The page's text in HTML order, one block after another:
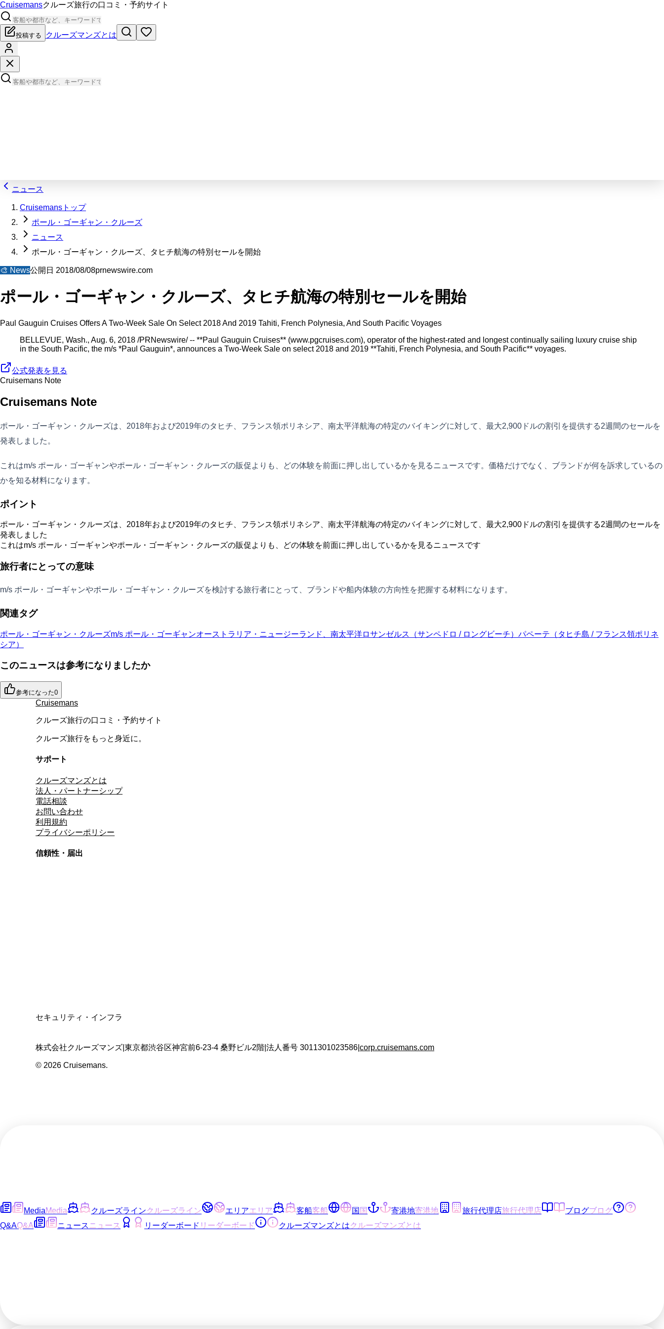
Cruisemansクルーズ旅行の口コミ・予約サイト
投稿する クルーズマンズとは
ニュース
Cruisemansトップ
ポール・ゴーギャン・クルーズ
ニュース
ポール・ゴーギャン・クルーズ、タヒチ航海の特別セールを開始
🎨 News公開日 2018/08/08prnewswire.com
ポール・ゴーギャン・クルーズ、タヒチ航海の特別セールを開始
Paul Gauguin Cruises Offers A Two-Week Sale On Select 2018 And 2019 Tahiti, French Polynesia, And South Pacific Voyages
BELLEVUE, Wash., Aug. 6, 2018 /PRNewswire/ -- **Paul Gauguin Cruises** (www.pgcruises.com), operator of the highest-rated and longest continually sailing luxury cruise ship
in the South Pacific, the m/s *Paul Gauguin*, announces a Two-Week Sale on select 2018 and 2019 **Tahiti, French Polynesia, and South Pacific** voyages.
公式発表を見る
Cruisemans Note
Cruisemans Note
ポール・ゴーギャン・クルーズは、2018年および2019年のタヒチ、フランス領ポリネシア、南太平洋航海の特定のバイキングに対して、最大2,900ドルの割引を提供する2週間のセールを
発表しました。
これはm/s ポール・ゴーギャンやポール・ゴーギャン・クルーズの販促よりも、どの体験を前面に押し出しているかを見るニュースです。価格だけでなく、ブランドが何を訴求しているの
かを知る材料になります。
ポイント
ポール・ゴーギャン・クルーズは、2018年および2019年のタヒチ、フランス領ポリネシア、南太平洋航海の特定のバイキングに対して、最大2,900ドルの割引を提供する2週間のセールを
発表しました
これはm/s ポール・ゴーギャンやポール・ゴーギャン・クルーズの販促よりも、どの体験を前面に押し出しているかを見るニュースです
旅行者にとっての意味
m/s ポール・ゴーギャンやポール・ゴーギャン・クルーズを検討する旅行者にとって、ブランドや船内体験の方向性を把握する材料になります。
関連タグ
ポール・ゴーギャン・クルーズm/s ポール・ゴーギャンオーストラリア・ニュージーランド、南太平洋ロサンゼルス（サンペドロ / ロングビーチ） パペーテ（タヒチ島 / フランス領ポリネ
シア）
このニュースは参考になりましたか
参考になった0
Cruisemans
クルーズ旅行の口コミ・予約サイト
クルーズ旅行をもっと身近に。
サポート
クルーズマンズとは
法人・パートナーシップ
電話相談
お問い合わせ
利用規約
プライバシーポリシー
信頼性・届出
セキュリティ・インフラ
株式会社クルーズマンズ 東京都渋谷区神宮前6-23-4 桑野ビル2階 法人番号 3011301023586 corp.cruisemans.com
© 2026 Cruisemans.
MediaMedia クルーズラインクルーズライン エリアエリア 客船客船 国国 寄港地寄港地 旅行代理店旅行代理店 ブログブログ
Q&AQ&A ニュース ニュース リーダーボード リーダーボード クルーズマンズとはクルーズマンズとは